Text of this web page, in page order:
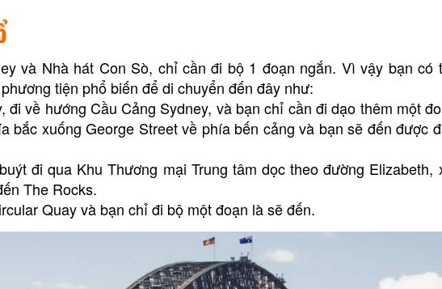
và Nhà hát Con Sò, chỉ cần đi bộ 1 đoạn ngắn. Vì vậy bạn có
tiện phổ biến để di chuyển đến đây như:
đi về hướng Cầu Cảng Sydney, và bạn chỉ cần đi dạo thêm một
bắc xuống George Street về phía bến cảng và bạn sẽ đến được
đi qua Khu Thương mại Trung tâm dọc theo đường Elizabeth,
The Rocks.
Quay và bạn chỉ đi bộ một đoạn là sẽ đến.